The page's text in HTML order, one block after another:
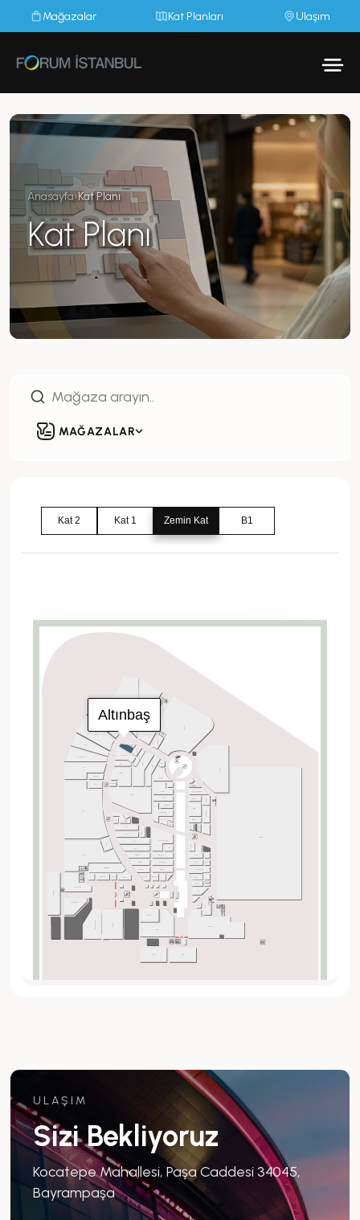
Mağazalar Kat Planları Ulaşım
Anasayfa›Kat Planı
Kat Planı
MAĞAZALAR
ULAŞIM
Sizi Bekliyoruz
Kocatepe Mahallesi, Paşa Caddesi 34045,
Bayrampaşa